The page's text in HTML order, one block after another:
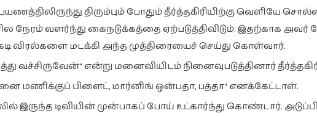
திரும்பும் போதும் தீர்த்தகிரியிற்கு வெளியே
நேரம் வளர்ந்து கைநடுக்கத்தை ஏற்படுத்திவிடும். இதற்காக
விரல்களை மடக்கி அந்த முத்திரையைச் செய்து கொள்வார்.
என்று மனைவியிடம் நினைவுபடுத்தினார்
மணிக்குப் பிளைட், மார்னிங் ஒன்பதா, பத்தா“ எனக்கேட்டாள்.
இருந்த டிவியின் முன்பாகப் போய் உட்கார்ந்து கொண்டார்.